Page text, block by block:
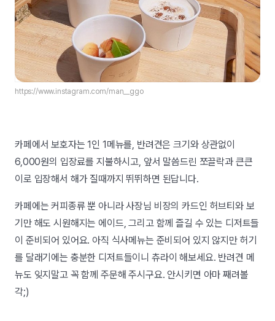
https://www.instagram.com/man__ggo
카페에서 보호자는 1인 1메뉴를, 반려견은 크기와 상관없이
6,000원의 입장료를 지불하시고, 앞서 말씀드린 쪼끌락과 큰큰
이로 입장해서 해가 질때까지 뛰뛰하면 된답니다.
카페에는 커피종류 뿐 아니라 사장님 비장의 카드인 허브티와 보
기만 해도 시원해지는 에이드, 그리고 함께 즐길 수 있는 디저트들
이 준비되어 있어요. 아직 식사메뉴는 준비되어 있지 않지만 허기
를 달래기에는 충분한 디저트들이니 츄라이 해보세요. 반려견 메
뉴도 잊지말고 꼭 함께 주문해 주시구요. 안시키면 아마 째려볼
각;)